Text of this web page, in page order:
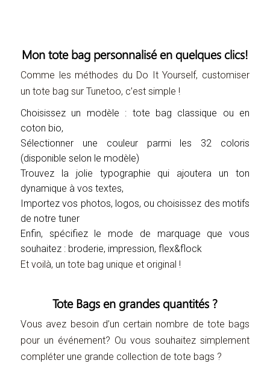
Mon tote bag personnalisé en quelques clics!
Comme les méthodes du Do It Yourself, customiser
un tote bag sur Tunetoo, c’est simple !
Choisissez un modèle : tote bag classique ou en
coton bio,
Sélectionner une couleur parmi les 32 coloris
(disponible selon le modèle)
Trouvez la jolie typographie qui ajoutera un ton
dynamique à vos textes,
Importez vos photos, logos, ou choisissez des motifs
de notre tuner
Enfin, spécifiez le mode de marquage que vous
souhaitez : broderie, impression, flex&flock
Et voilà, un tote bag unique et original !
Tote Bags en grandes quantités ?
Vous avez besoin d’un certain nombre de tote bags
pour un événement? Ou vous souhaitez simplement
compléter une grande collection de tote bags ?